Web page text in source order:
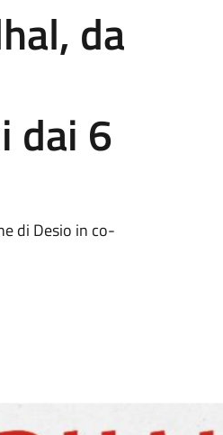
da
dai 6
di Desio in co-